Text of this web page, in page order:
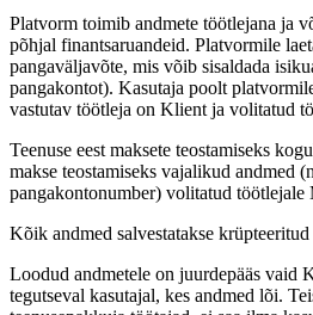
Platvorm toimib andmete töötlejana ja
põhjal finantsaruandeid. Platvormile
pangaväljavõte, mis võib sisaldada
pangakontot). Kasutaja poolt
vastutav töötleja on Klient ja volitatud
Teenuse eest maksete teostamiseks
makse teostamiseks vajalikud andmed
pangakontonumber) volitatud töötlejale
Kõik andmed salvestatakse
Loodud andmetele on juurdepääs vaid
tegutseval kasutajal, kes andmed lõi.